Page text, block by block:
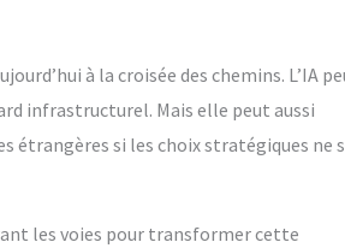
à la croisée des chemins. L’IA
infrastructurel. Mais elle peut aussi
étrangères si les choix stratégiques ne
les voies pour transformer cette